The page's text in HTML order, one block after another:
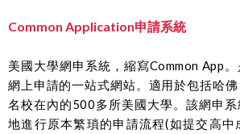
Common Application申請系統
美國大學網申系統，縮寫Common App。
網上申請的一站式網站。 適用於包括哈
名校在內的500多所美國大學。 該網申
地進行原本繁瑣的申請流程(如提交高中